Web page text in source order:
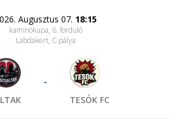
Augusztus 07. 18:15
kaminokupa, 6. forduló
Labdakert, C pálya
-
TESÓK FC